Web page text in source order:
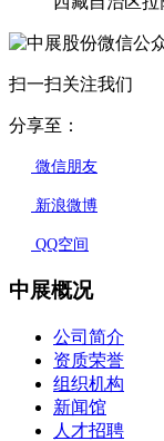
扫一扫关注我们
分享至：
微信朋友
新浪微博
QQ空间
中展概况
公司简介
资质荣誉
组织机构
新闻馆
人才招聘